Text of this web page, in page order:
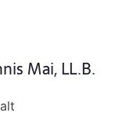
Mai, LL.B.